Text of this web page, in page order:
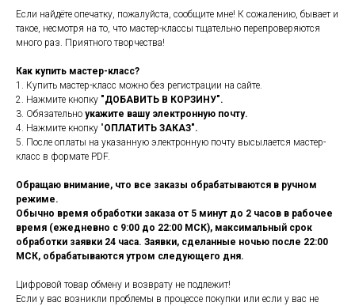
Если найдёте опечатку, пожалуйста, сообщите мне! К сожалению, бывает и
такое, несмотря на то, что мастер-классы тщательно перепроверяются
много раз. Приятного творчества!
Как купить мастер-класс?
1. Купить мастер-класс можно без регистрации на сайте.
2. Нажмите кнопку "ДОБАВИТЬ В КОРЗИНУ".
3. Обязательно укажите вашу электронную почту.
4. Нажмите кнопку "ОПЛАТИТЬ ЗАКАЗ".
5. После оплаты на указанную электронную почту высылается мастер-
класс в формате PDF.
Обращаю внимание, что все заказы обрабатываются в ручном
режиме.
Обычно время обработки заказа от 5 минут до 2 часов в рабочее
время (ежедневно с 9:00 до 22:00 МСК), максимальный срок
обработки заявки 24 часа. Заявки, сделанные ночью после 22:00
МСК, обрабатываются утром следующего дня.
Цифровой товар обмену и возврату не подлежит!
Если у вас возникли проблемы в процессе покупки или если у вас не